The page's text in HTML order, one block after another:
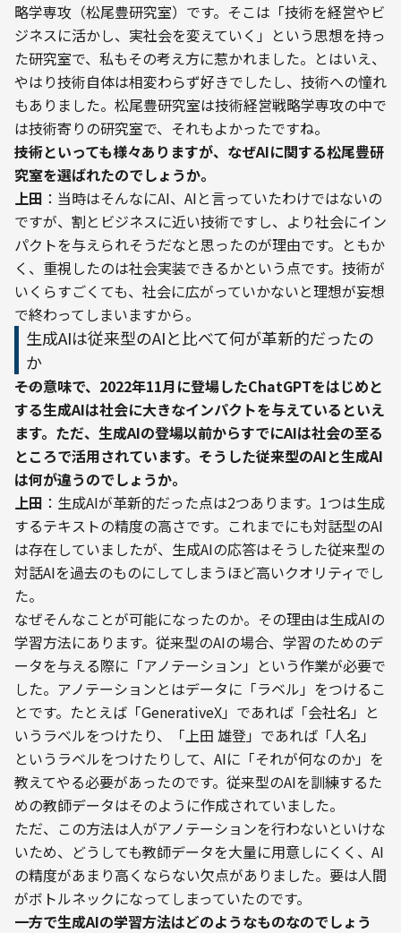
略学専攻（松尾豊研究室）です。そこは「技術を経営やビ
ジネスに活かし、実社会を変えていく」という思想を持っ
た研究室で、私もその考え方に惹かれました。とはいえ、
やはり技術自体は相変わらず好きでしたし、技術への憧れ
もありました。松尾豊研究室は技術経営戦略学専攻の中で
は技術寄りの研究室で、それもよかったですね。
――技術といっても様々ありますが、なぜAIに関する松尾豊研
究室を選ばれたのでしょうか。
上田 ：当時はそんなにAI、AIと言っていたわけではないの
ですが、割とビジネスに近い技術ですし、より社会にイン
パクトを与えられそうだなと思ったのが理由です。ともか
く、重視したのは社会実装できるかという点です。技術が
いくらすごくても、社会に広がっていかないと理想が妄想
で終わってしまいますから。
生成AIは従来型のAIと比べて何が革新的だったの
か
――その意味で、2022年11月に登場したChatGPTをはじめと
する生成AIは社会に大きなインパクトを与えているといえ
ます。ただ、生成AIの登場以前からすでにAIは社会の至る
ところで活用されています。そうした従来型のAIと生成AI
は何が違うのでしょうか。
上田 ：生成AIが革新的だった点は2つあります。1つは生成
するテキストの精度の高さです。これまでにも対話型のAI
は存在していましたが、生成AIの応答はそうした従来型の
対話AIを過去のものにしてしまうほど高いクオリティでし
た。
なぜそんなことが可能になったのか。その理由は生成AIの
学習方法にあります。従来型のAIの場合、学習のためのデ
ータを与える際に「アノテーション」という作業が必要で
した。アノテーションとはデータに「ラベル」をつけるこ
とです。たとえば「GenerativeX」であれば「会社名」と
いうラベルをつけたり、「上田 雄登」であれば「人名」
というラベルをつけたりして、AIに「それが何なのか」を
教えてやる必要があったのです。従来型のAIを訓練するた
めの教師データはそのように作成されていました。
ただ、この方法は人がアノテーションを行わないといけな
いため、どうしても教師データを大量に用意しにくく、AI
の精度があまり高くならない欠点がありました。要は人間
がボトルネックになってしまっていたのです。
――一方で生成AIの学習方法はどのようなものなのでしょう